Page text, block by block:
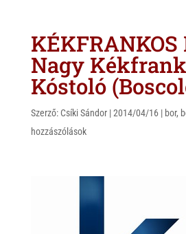
KÉKFRANKOS
Nagy
Kóstoló
Szerző: Csíki Sándor|2014/04/16| bor,
hozzászólások